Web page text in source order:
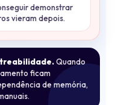
demonstrar
vieram depois.
Quando
ficam
de memória,